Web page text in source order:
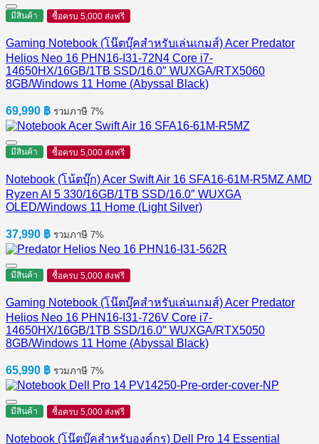
มีสินค้า ซื้อครบ 5,000 ส่งฟรี
Gaming Notebook (โน๊ตบุ๊คสำหรับเล่นเกมส์) Acer Predator
Helios Neo 16 PHN16-I31-72N4 Core i7-
14650HX/16GB/1TB SSD/16.0″ WUXGA/RTX5060
8GB/Windows 11 Home (Abyssal Black)
69,990 ฿ รวมภาษี 7%
มีสินค้า ซื้อครบ 5,000 ส่งฟรี
Notebook (โน้ตบุ๊ก) Acer Swift Air 16 SFA16-61M-R5MZ AMD
Ryzen AI 5 330/16GB/1TB SSD/16.0″ WUXGA
OLED/Windows 11 Home (Light Silver)
37,990 ฿ รวมภาษี 7%
มีสินค้า ซื้อครบ 5,000 ส่งฟรี
Gaming Notebook (โน๊ตบุ๊คสำหรับเล่นเกมส์) Acer Predator
Helios Neo 16 PHN16-I31-726V Core i7-
14650HX/16GB/1TB SSD/16.0″ WUXGA/RTX5050
8GB/Windows 11 Home (Abyssal Black)
65,990 ฿ รวมภาษี 7%
มีสินค้า ซื้อครบ 5,000 ส่งฟรี
Notebook (โน๊ตบุ๊คสำหรับองค์กร) Dell Pro 14 Essential